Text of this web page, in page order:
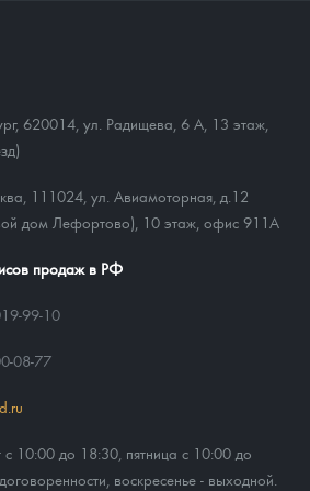
620014 ул. Радищева, 6 А, 13 этаж,
111024, ул. Авиамоторная, д.12
дом Лефортово), 10 этаж, офис 911А
продаж в РФ
99-10
08-77
с 10:00 до 18:30, пятница с 10:00 до
воскресенье - выходной.